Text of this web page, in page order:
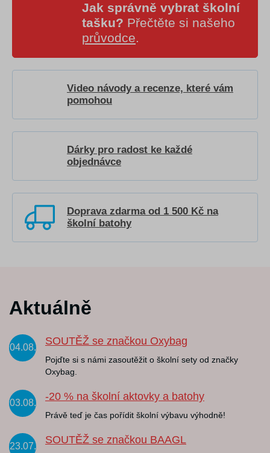
Jak správně vybrat školní
tašku? Přečtěte si našeho
průvodce.
Video návody a recenze, které vám
pomohou
Dárky pro radost ke každé
objednávce
Doprava zdarma od 1 500 Kč na
školní batohy
Aktuálně
04.08.
SOUTĚŽ se značkou Oxybag
Pojďte si s námi zasoutěžit o školní sety od značky
Oxybag.
03.08.
-20 % na školní aktovky a batohy
Právě teď je čas pořídit školní výbavu výhodně!
23.07.
SOUTĚŽ se značkou BAAGL